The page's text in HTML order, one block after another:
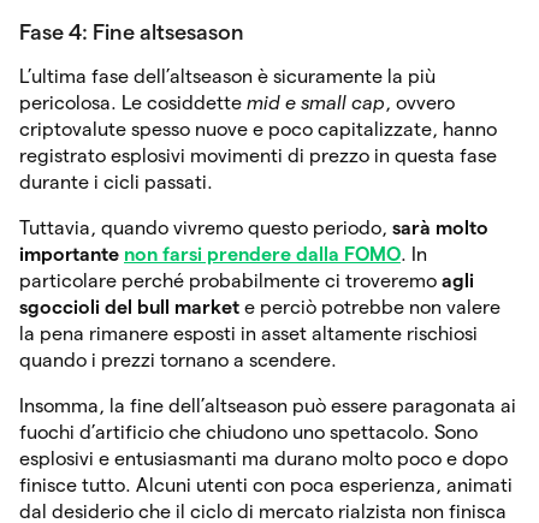
Fase 4: Fine altsesason
L’ultima fase dell’altseason è sicuramente la più
pericolosa. Le cosiddette mid e small cap, ovvero
criptovalute spesso nuove e poco capitalizzate, hanno
registrato esplosivi movimenti di prezzo in questa fase
durante i cicli passati.
Tuttavia, quando vivremo questo periodo, sarà molto
importante non farsi prendere dalla FOMO. In
particolare perché probabilmente ci troveremo agli
sgoccioli del bull market e perciò potrebbe non valere
la pena rimanere esposti in asset altamente rischiosi
quando i prezzi tornano a scendere.
Insomma, la fine dell’altseason può essere paragonata ai
fuochi d’artificio che chiudono uno spettacolo. Sono
esplosivi e entusiasmanti ma durano molto poco e dopo
finisce tutto. Alcuni utenti con poca esperienza, animati
dal desiderio che il ciclo di mercato rialzista non finisca